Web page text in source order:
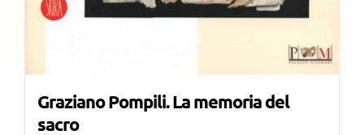
Graziano Pompili. La memoria del
sacro